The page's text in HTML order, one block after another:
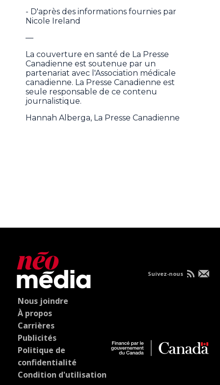
- D'après des informations fournies par
Nicole Ireland
—
La couverture en santé de La Presse
Canadienne est soutenue par un
partenariat avec l'Association médicale
canadienne. La Presse Canadienne est
seule responsable de ce contenu
journalistique.
Hannah Alberga, La Presse Canadienne
Nous joindre
À propos
Carrières
Publicités
Politique de
confidentialité
Condition d'utilisation
Suivez-nous